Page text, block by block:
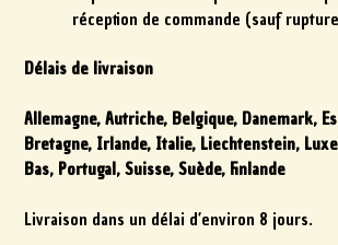
réception de commande (sauf
Délais de livraison
Allemagne, Autriche, Belgique, Danemark,
Bretagne, Irlande, Italie, Liechtenstein,
Bas, Portugal, Suisse, Suède, Finlande
Livraison dans un délai d’environ 8 jours.